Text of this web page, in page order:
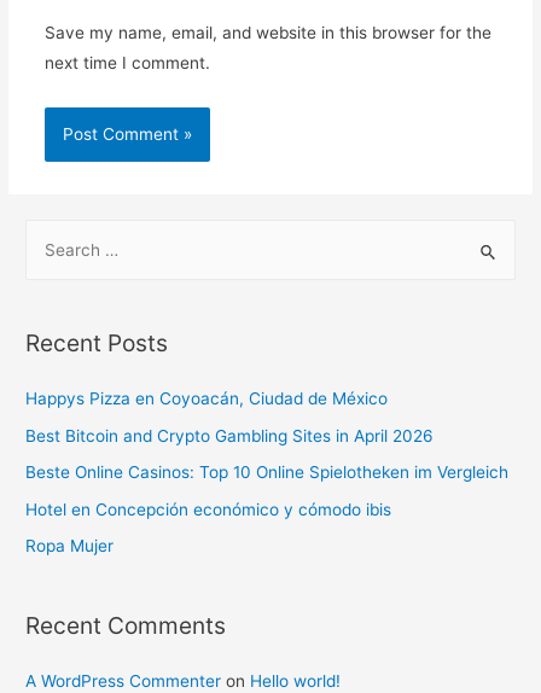
Save my name, email, and website in this browser for the
next time I comment.
Recent Posts
Happys Pizza en Coyoacán, Ciudad de México
Best Bitcoin and Crypto Gambling Sites in April 2026
Beste Online Casinos: Top 10 Online Spielotheken im Vergleich
Hotel en Concepción económico y cómodo ibis
Ropa Mujer
Recent Comments
A WordPress Commenter on Hello world!